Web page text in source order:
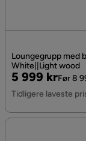
Loungegrupp med
White||Light wood
Pris
5 999 kr
Original
Pris
Før 8
Tidligere laveste